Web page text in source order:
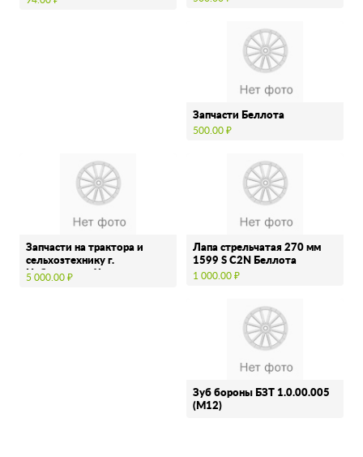
Запчасти Беллота
500.00 ₽
Запчасти на трактора и
сельхозтехнику г.
Набережные Челны
5 000.00 ₽
Лапа стрельчатая 270 мм
1599 S C2N Беллота
1 000.00 ₽
Зуб бороны БЗТ 1.0.00.005
(М12)